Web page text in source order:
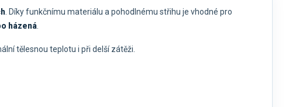
. Díky funkčnímu materiálu a pohodlnému střihu je vhodné pro
házená.
tělesnou teplotu i při delší zátěži.